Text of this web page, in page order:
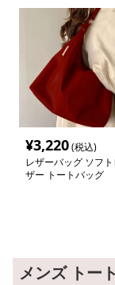
¥3,220(税込)
レザーバッグ ソフト
ザー トートバッグ
メンズ トー